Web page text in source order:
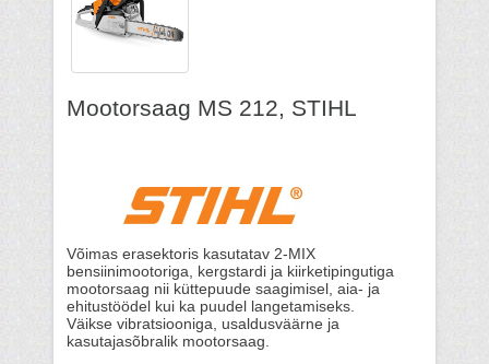
Mootorsaag MS 212, STIHL
Võimas erasektoris kasutatav 2-MIX
bensiinimootoriga, kergstardi ja kiirketipingutiga
mootorsaag nii küttepuude saagimisel, aia- ja
ehitustöödel kui ka puudel langetamiseks.
Väikse vibratsiooniga, usaldusväärne ja
kasutajasõbralik mootorsaag.